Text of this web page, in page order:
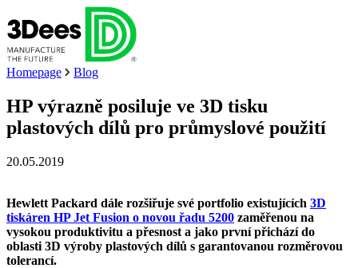
Homepage Blog
HP výrazně posiluje ve 3D tisku
plastových dílů pro průmyslové použití
20.05.2019
Hewlett Packard dále rozšiřuje své portfolio existujících 3D
tiskáren HP Jet Fusion o novou řadu 5200 zaměřenou na
vysokou produktivitu a přesnost a jako první přichází do
oblasti 3D výroby plastových dílů s garantovanou rozměrovou
tolerancí.